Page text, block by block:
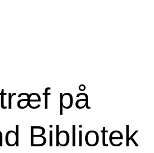
på
Bibliotek